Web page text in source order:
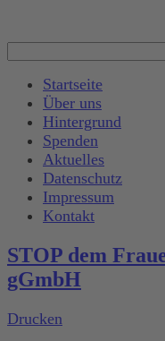
Startseite
Über uns
Hintergrund
Spenden
Aktuelles
Datenschutz
Impressum
Kontakt
STOP dem
gGmbH
Drucken